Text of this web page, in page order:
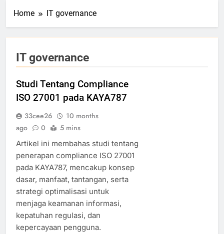
Home IT governance
IT governance
Studi Tentang Compliance
ISO 27001 pada KAYA787
33cee26
10 months
ago
0 5 mins
Artikel ini membahas studi tentang
penerapan compliance ISO 27001
pada KAYA787, mencakup konsep
dasar, manfaat, tantangan, serta
strategi optimalisasi untuk
menjaga keamanan informasi,
kepatuhan regulasi, dan
kepercayaan pengguna.